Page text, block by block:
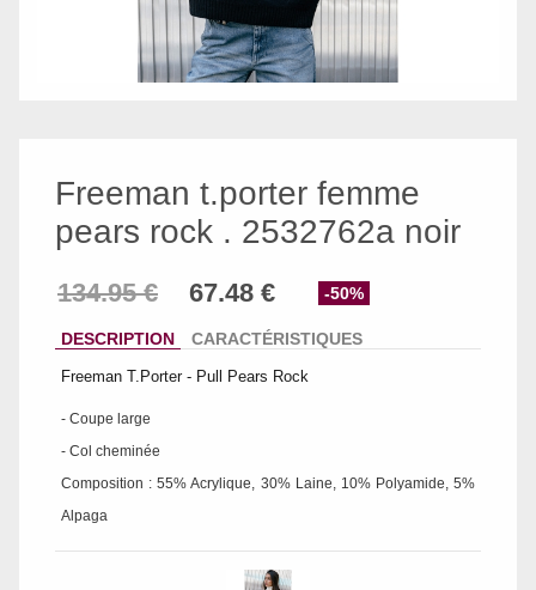
Freeman t.porter femme
pears rock . 2532762a noir
-50%
DESCRIPTION CARACTÉRISTIQUES
Freeman T.Porter - Pull Pears Rock
- Coupe large
- Col cheminée
Composition : 55% Acrylique, 30% Laine, 10% Polyamide, 5%
Alpaga